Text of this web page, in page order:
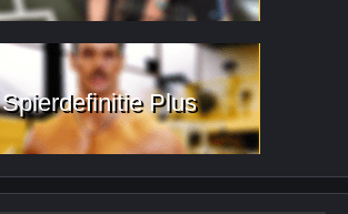
Spierdefinitie Plus